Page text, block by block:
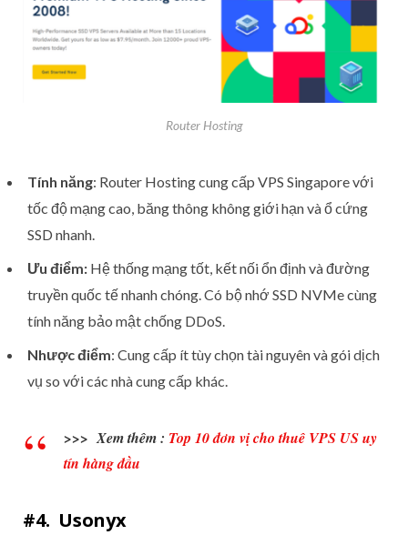
Router Hosting
Tính năng: Router Hosting cung cấp VPS Singapore với
tốc độ mạng cao, băng thông không giới hạn và ổ cứng
SSD nhanh.
Ưu điểm: Hệ thống mạng tốt, kết nối ổn định và đường
truyền quốc tế nhanh chóng. Có bộ nhớ SSD NVMe cùng
tính năng bảo mật chống DDoS.
Nhược điểm: Cung cấp ít tùy chọn tài nguyên và gói dịch
vụ so với các nhà cung cấp khác.
>>> Xem thêm : Top 10 đơn vị cho thuê VPS US uy
tín hàng đầu
#4. Usonyx